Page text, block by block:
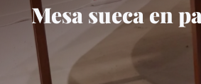
Mesa sueca en